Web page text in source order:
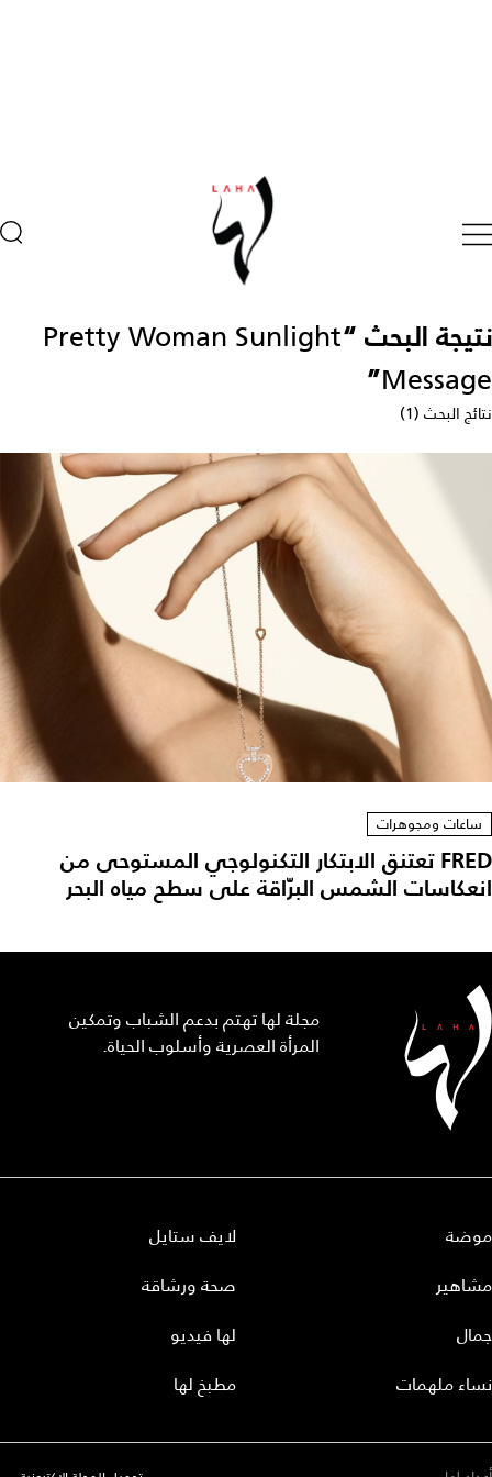
نتيجة البحث “Pretty Woman Sunlight
Message
”
نتائج البحث (1)
ساعات ومجوهرات
FRED تعتنق الابتكار التكنولوجي المستوحى من
انعكاسات الشمس البرّاقة على سطح مياه البحر
مجلة لها تهتم بدعم الشباب وتمكين
المرأة العصرية وأسلوب الحياة.
موضة
مشاهير
جمال
نساء ملهمات
لايف ستايل
صحة ورشاقة
لها فيديو
مطبخ لها